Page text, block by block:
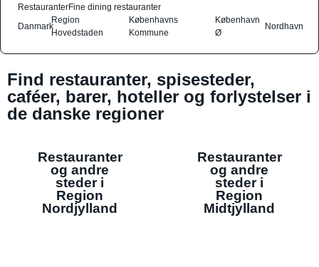
RestauranterFine dining restauranter
Danmark
Region
Hovedstaden
Københavns
Kommune
København
Ø
Nordhavn
Find restauranter, spisesteder,
caféer, barer, hoteller og forlystelser i
de danske regioner
Restauranter
og andre
steder i
Region
Nordjylland
Restauranter
og andre
steder i
Region
Midtjylland